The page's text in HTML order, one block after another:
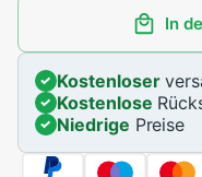
In
Kostenloser
Kostenlose
Niedrige Preise